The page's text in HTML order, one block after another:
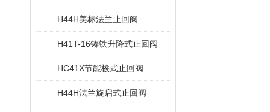
H44H美标法兰止回阀
H41T-16铸铁升降式止回阀
HC41X节能梭式止回阀
H44H法兰旋启式止回阀